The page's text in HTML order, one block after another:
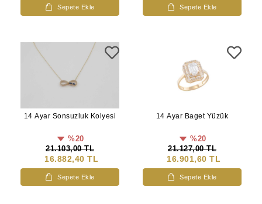
Sepete Ekle Sepete Ekle
14 Ayar Sonsuzluk Kolyesi
%20
21.103,00 TL
16.882,40 TL
Sepete Ekle
14 Ayar Baget Yüzük
%20
21.127,00 TL
16.901,60 TL
Sepete Ekle